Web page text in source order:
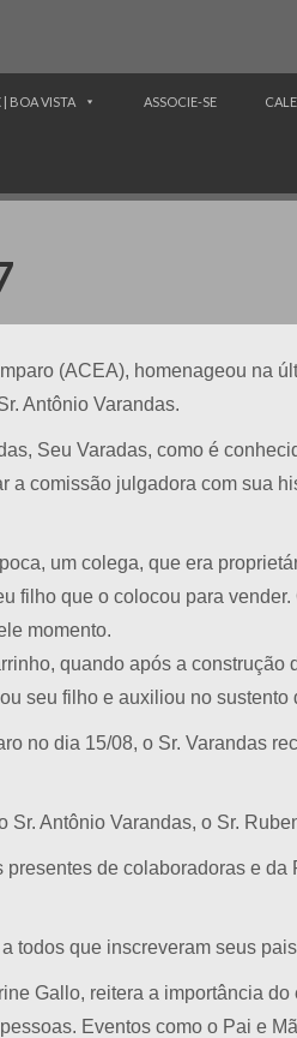
| BOA VISTA ASSOCIE-SE
(ACEA), homenageou na
Antônio Varandas.
Seu Varadas, como é
a comissão julgadora com sua
um colega, que era
filho que o colocou para
momento.
quando após a
seu filho e auxiliou no sustento
no dia 15/08, o Sr. Varandas
Sr. Antônio Varandas, o Sr.
de colaboradoras e
todos que inscreveram seus
Gallo, reitera a importância
Eventos como o Pai e